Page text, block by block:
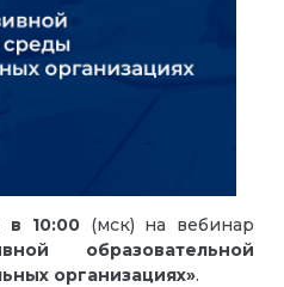
в 10:00(мск) на вебинар
образовательной
организациях».